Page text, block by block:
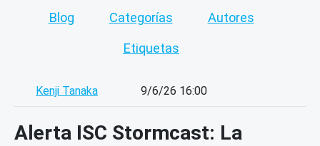
Blog Categorías Autores
Etiquetas
Kenji Tanaka 9/6/26 16:00
Alerta ISC Stormcast: La